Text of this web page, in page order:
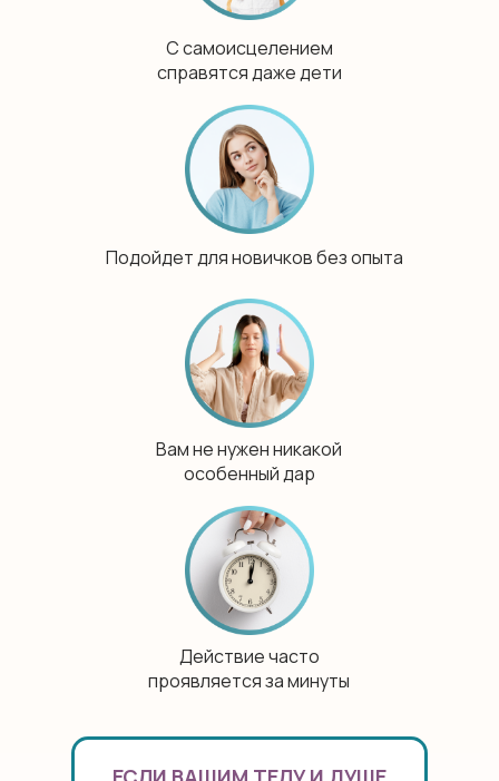
С самоисцелением
справятся даже дети
Подойдет для новичков без опыта
Вам не нужен никакой
особенный дар
Действие часто
проявляется за минуты